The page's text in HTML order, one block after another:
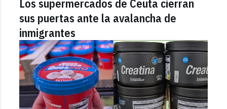
Los supermercados de Ceuta cierran
sus puertas ante la avalancha de
inmigrantes